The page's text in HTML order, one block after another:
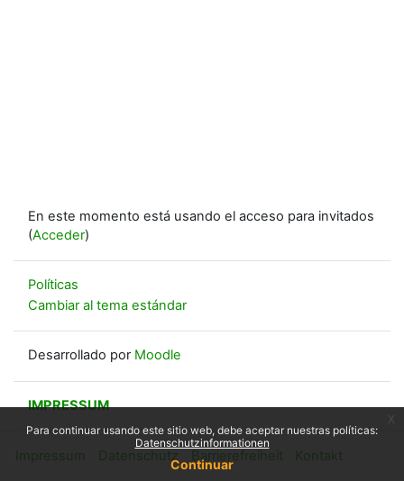
Para continuar usando este sitio web, debe aceptar nuestras políticas:
Datenschutzinformationen
Continuar
En este momento está usando el acceso para invitados
(Acceder)
Políticas
Cambiar al tema estándar
Desarrollado por Moodle
IMPRESSUM
Impressum Datenschutz Barrierefreiheit Kontakt